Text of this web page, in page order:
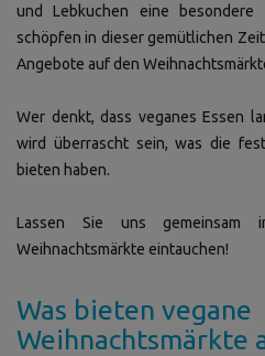
und Lebkuchen eine besondere
schöpfen in dieser gemütlichen
Angebote auf den
Wer denkt, dass veganes Essen
wird überrascht sein, was die
bieten haben.
Lassen Sie uns
Weihnachtsmärkte eintauchen!
Was bieten vegane
Weihnachtsmärkte